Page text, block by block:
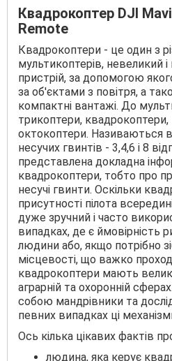
Квадрокоптер DJI
Remote
Квадрокоптери - це один з
мультикоптерів, невеликий
пристрій, за допомогою
за об'єктами з повітря, а
компактні вантажі. До
трикоптери, квадрокоптери,
октокоптери. Називаються
несучих гвинтів - 3,4,6 і 8
представлена докладна
квадрокоптери, тобто про
несучі гвинти. Оскільки
присутності пілота
дуже зручний і часто
випадках, де є ймовірність
людини або, якщо потрібно
місцевості, що важко
квадрокоптери мають
аграрній та охоронній
собою мандрівники та
певних випадках ці
Ось кілька цікавих фактів
людина, яка керує